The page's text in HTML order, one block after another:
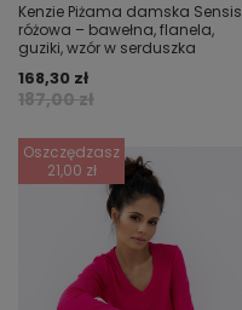
Kenzie Piżama damska Sensis
różowa – bawełna, flanela,
guziki, wzór w serduszka
187,00 zł
168,30 zł
Oszczędzasz
21,00 zł